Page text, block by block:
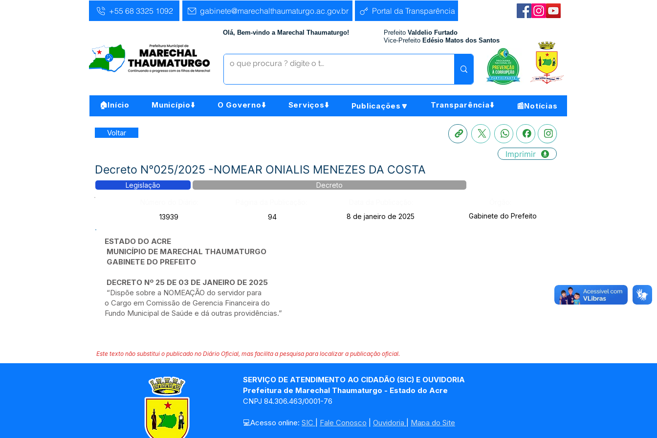
+55 68 3325 1092 gabinete@marechalthaumaturgo.ac.gov.br Portal da Transparência
Olá, Bem-vindo a Marechal Thaumaturgo! Prefeito Valdelio Furtado
Vice-Prefeito Edésio Matos dos Santos
🏠Início Município⬇️ O Governo⬇️ Serviços⬇️ Publicações🔽 Transparência⬇️ 📰Notícias
Voltar
Imprimir
Decreto N°025/2025 -NOMEAR ONIALIS MENEZES DA COSTA
Legislação Decreto
13939
94 8 de janeiro de 2025 Gabinete do Prefeito
ESTADO DO ACRE
MUNICÍPIO DE MARECHAL THAUMATURGO
GABINETE DO PREFEITO
DECRETO Nº 25 DE 03 DE JANEIRO DE 2025
“Dispõe sobre a NOMEAÇÃO do servidor para
o Cargo em Comissão de Gerencia Financeira do
Fundo Municipal de Saúde e dá outras providências.”
Este texto não substitui o publicado no Diário Oficial, mas facilita a pesquisa para localizar a publicação oficial.
SERVIÇO DE ATENDIMENTO AO CIDADÃO (SIC) E OUVIDORIA
Prefeitura de Marechal Thaumaturgo - Estado do Acre
CNPJ 84.306.463/0001-76
💻Acesso online: SIC Fale Conosco Ouvidoria Mapa do Site